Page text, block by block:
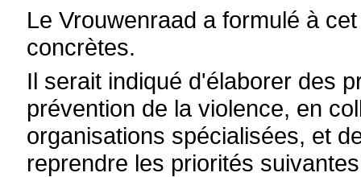
Le Vrouwenraad a formulé à
concrètes.
Il serait indiqué d'élaborer des
prévention de la violence, en
organisations spécialisées, et
reprendre les priorités